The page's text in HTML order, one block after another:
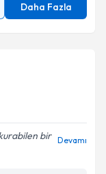
Daha Fazla
bir Devamı